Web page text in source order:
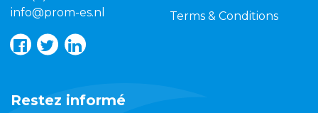
info@prom-es.nl
Terms & Conditions
Restez informé